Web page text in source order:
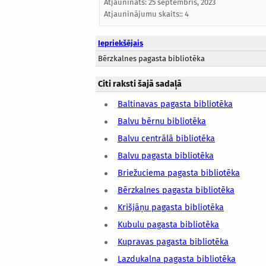
Atjaunināts: 25 septembris, 2023
Atjauninājumu skaits:: 4
Iepriekšējais
Bērzkalnes pagasta bibliotēka
Citi raksti šajā sadaļā
Baltinavas pagasta bibliotēka
Balvu bērnu bibliotēka
Balvu centrālā bibliotēka
Balvu pagasta bibliotēka
Briežuciema pagasta bibliotēka
Bērzkalnes pagasta bibliotēka
Krišjāņu pagasta bibliotēka
Kubulu pagasta bibliotēka
Kupravas pagasta bibliotēka
Lazdukalna pagasta bibliotēka